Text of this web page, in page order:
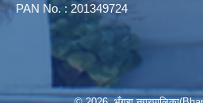
PAN No. : 201349724